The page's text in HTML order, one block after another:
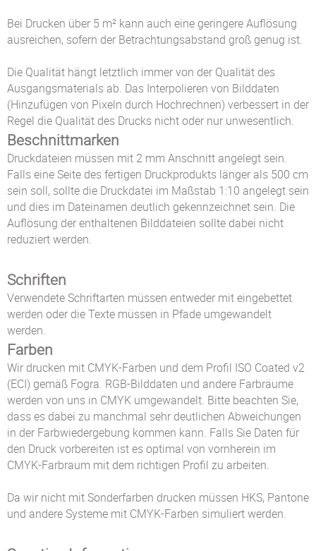
Bei Drucken über 5 m² kann auch eine geringere Auflösung
ausreichen, sofern der Betrachtungsabstand groß genug ist.
Die Qualität hängt letztlich immer von der Qualität des
Ausgangsmaterials ab. Das Interpolieren von Bilddaten
(Hinzufügen von Pixeln durch Hochrechnen) verbessert in der
Regel die Qualität des Drucks nicht oder nur unwesentlich.
Beschnittmarken
Druckdateien müssen mit 2 mm Anschnitt angelegt sein.
Falls eine Seite des fertigen Druckprodukts länger als 500 cm
sein soll, sollte die Druckdatei im Maßstab 1:10 angelegt sein
und dies im Dateinamen deutlich gekennzeichnet sein. Die
Auflösung der enthaltenen Bilddateien sollte dabei nicht
reduziert werden.
Schriften
Verwendete Schriftarten müssen entweder mit eingebettet
werden oder die Texte müssen in Pfade umgewandelt
werden.
Farben
Wir drucken mit CMYK-Farben und dem Profil ISO Coated v2
(ECI) gemäß Fogra. RGB-Bilddaten und andere Farbräume
werden von uns in CMYK umgewandelt. Bitte beachten Sie,
dass es dabei zu manchmal sehr deutlichen Abweichungen
in der Farbwiedergebung kommen kann. Falls Sie Daten für
den Druck vorbereiten ist es optimal von vornherein im
CMYK-Farbraum mit dem richtigen Profil zu arbeiten.
Da wir nicht mit Sonderfarben drucken müssen HKS, Pantone
und andere Systeme mit CMYK-Farben simuliert werden.